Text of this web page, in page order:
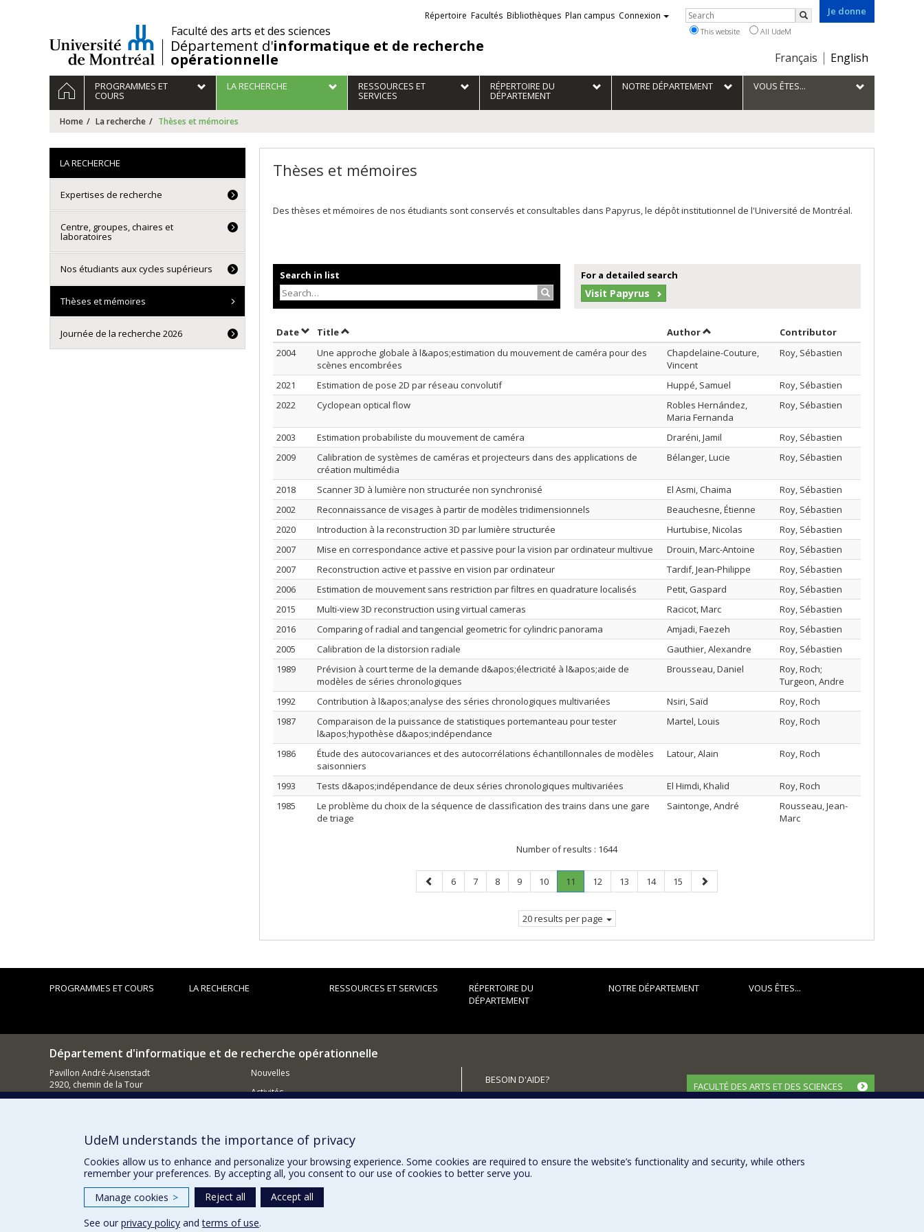
/Faculté des arts et des sciences
Département d'informatique et de recherche
opérationnelle
Je donne
Choix
la
langue
Français English
Liens
externes
Répertoire Facultés Bibliothèques Plan campus Connexion Rechercher
Search
This website All UdeM
Navigation
principale
HOMEPROGRAMMES ET
COURS
LA RECHERCHE RESSOURCES ET
SERVICES
RÉPERTOIRE DU
DÉPARTEMENT
NOTRE DÉPARTEMENT VOUS ÊTES...
Home La recherche Thèses et mémoires
Thèses et mémoires
Des thèses et mémoires de nos étudiants sont conservés et consultables dans Papyrus, le dépôt institutionnel de l'Université de Montréal.
Search in list
Search…
For a detailed search
Visit Papyrus
DateSort by date in descending order
TitleSort by title in descending order AuthorSort by author in descending order
Contributor
2004
Une approche globale à l&apos;estimation du mouvement de caméra pour des
scènes encombrées
Chapdelaine-Couture,
Vincent
Roy, Sébastien
2021 Estimation de pose 2D par réseau convolutif Huppé, Samuel
Roy, Sébastien
2022
Cyclopean optical flow
Robles Hernández,
Maria Fernanda
Roy, Sébastien
2003 Estimation probabiliste du mouvement de caméra Draréni, Jamil
Roy, Sébastien
2009
Calibration de systèmes de caméras et projecteurs dans des applications de
création multimédia
Bélanger, Lucie Roy, Sébastien
2018 Scanner 3D à lumière non structurée non synchronisé El Asmi, Chaima
Roy, Sébastien
2002
Reconnaissance de visages à partir de modèles tridimensionnels Beauchesne, Étienne
Roy, Sébastien
2020
Introduction à la reconstruction 3D par lumière structurée Hurtubise, Nicolas
Roy, Sébastien
2007
Mise en correspondance active et passive pour la vision par ordinateur multivue Drouin, Marc-Antoine
Roy, Sébastien
2007
Reconstruction active et passive en vision par ordinateur Tardif, Jean-Philippe
Roy, Sébastien
2006
Estimation de mouvement sans restriction par filtres en quadrature localisés Petit, Gaspard
Roy, Sébastien
2015
Multi-view 3D reconstruction using virtual cameras Racicot, Marc
Roy, Sébastien
2016
Comparing of radial and tangencial geometric for cylindric panorama Amjadi, Faezeh
Roy, Sébastien
2005
Calibration de la distorsion radiale Gauthier, Alexandre
Roy, Sébastien
1989
Prévision à court terme de la demande d&apos;électricité à l&apos;aide de
modèles de séries chronologiques
Brousseau, Daniel
Roy, Roch;
Turgeon, Andre
1992
Contribution à l&apos;analyse des séries chronologiques multivariées Nsiri, Saïd
Roy, Roch
1987
Comparaison de la puissance de statistiques portemanteau pour tester
l&apos;hypothèse d&apos;indépendance
Martel, Louis Roy, Roch
1986
Étude des autocovariances et des autocorrélations échantillonnales de modèles
saisonniers
Latour, Alain Roy, Roch
1993 Tests d&apos;indépendance de deux séries chronologiques multivariées El Himdi, Khalid
Roy, Roch
1985
Le problème du choix de la séquence de classification des trains dans une gare
de triage
Saintonge, André
Rousseau, Jean-
Marc
Number of results : 1644
Previous
page
Page
6 Page
7 Page
8 Page
9 Page
10 Page
11
Current
Page
12 Page
13 Page
14 Page
15
Next
page
20 results per page
LA RECHERCHE
Expertises de recherche
Centre, groupes, chaires et
laboratoires
Nos étudiants aux cycles supérieurs
Thèses et mémoires
Journée de la recherche 2026
PROGRAMMES ET COURS LA RECHERCHE RESSOURCES ET SERVICES
RÉPERTOIRE DU
DÉPARTEMENT
NOTRE DÉPARTEMENT VOUS ÊTES...
Département d'informatique et de recherche opérationnelle
Pavillon André-Aisenstadt
2920, chemin de la Tour
Montréal (QC)
Nouvelles
Activités
BESOIN D'AIDE?
Plan du site
FACULTÉ DES ARTS ET DES SCIENCES
Terms of use Cookie Settings
UdeM understands the importance of privacy
Cookies allow us to enhance and personalize your browsing experience. Some cookies are required to ensure the website’s functionality and security, while others
remember your preferences. By accepting all, you consent to our use of cookies to better serve you.
Manage cookies > Reject all
Accept all
See our privacy policy andterms of use.